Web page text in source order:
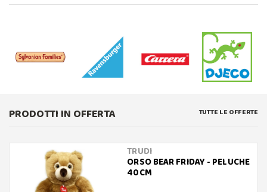
PRODOTTI IN OFFERTA TUTTE LE OFFERTE
TRUDI
ORSO BEAR FRIDAY - PELUCHE
40CM